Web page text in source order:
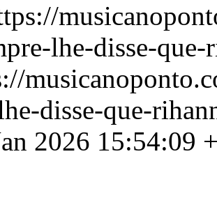
lhe-disse-
disse-que-
2026 15:54:09